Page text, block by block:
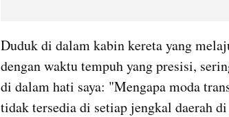
Duduk di dalam kabin kereta yang
dengan waktu tempuh yang presisi,
di dalam hati saya: "Mengapa moda
tidak tersedia di setiap jengkal daerah